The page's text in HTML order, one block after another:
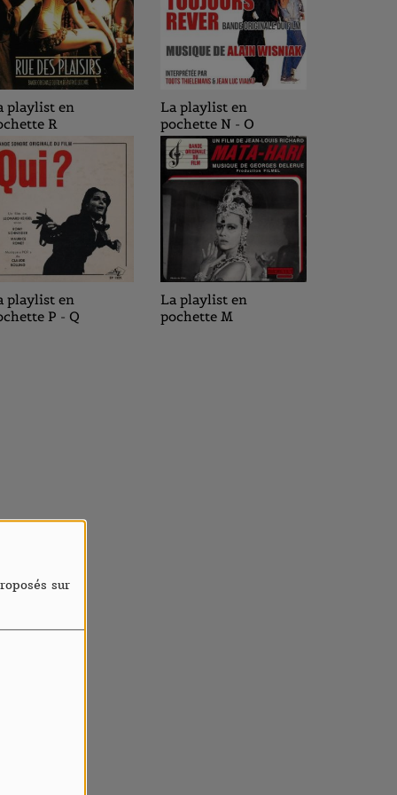
sur
playlist en
R
playlist en
P - Q
La playlist en
pochette N - O
La playlist en
pochette M